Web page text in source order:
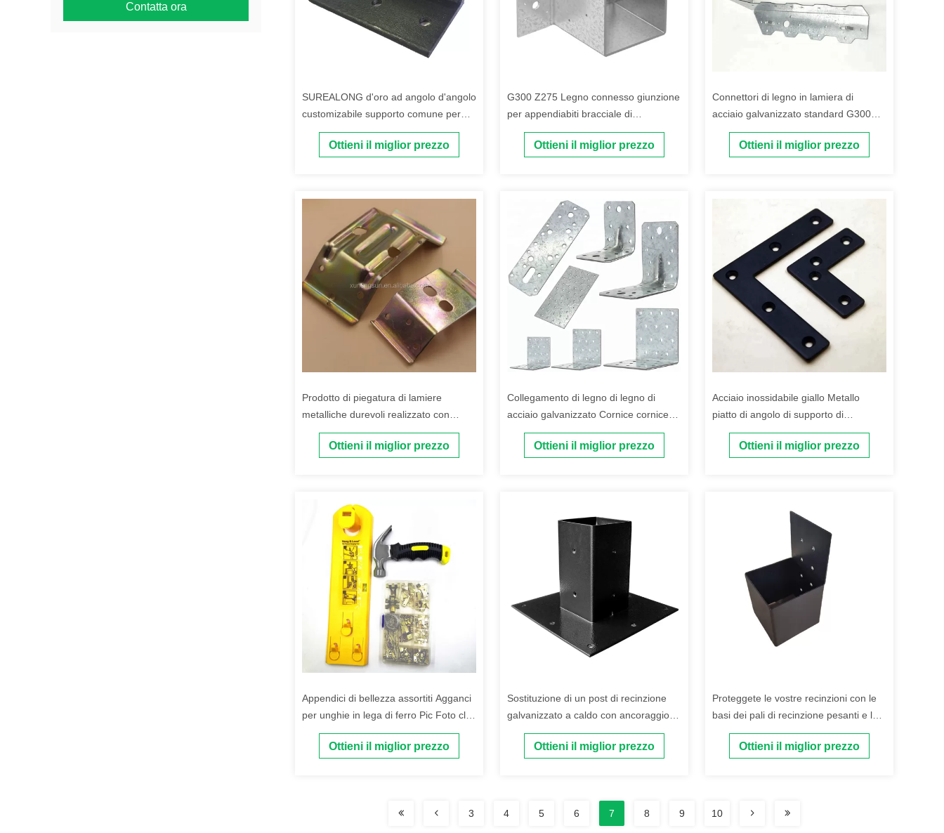
Contatta ora
SUREALONG d'oro ad angolo d'angolo
customizabile supporto comune per
l'estrusione del profilo di alluminio
Ottieni il miglior prezzo
G300 Z275 Legno connesso giunzione
per appendiabiti bracciale di
collegamento per legno
Ottieni il miglior prezzo
Connettori di legno in lamiera di
acciaio galvanizzato standard G300
Z275 e appendiabiti per travi per legno
Ottieni il miglior prezzo
Prodotto di piegatura di lamiere
metalliche durevoli realizzato con
lamiere metalliche stampate e
rivestimento in zinco
Ottieni il miglior prezzo
Collegamento di legno di legno di
acciaio galvanizzato Cornice cornice
bracket processo di lavorazione rame
Ottieni il miglior prezzo
Acciaio inossidabile giallo Metallo
piatto di angolo di supporto di
riparazione piastre angolo T L bracket
Ottieni il miglior prezzo
Appendici di bellezza assortiti Agganci
per unghie in lega di ferro Pic Foto clip
Appendice hardware kit Acciaio
Ottieni il miglior prezzo
Sostituzione di un post di recinzione
galvanizzato a caldo con ancoraggio a
palo e supporto di montaggio
superficialeOttieni il miglior prezzo
Proteggete le vostre recinzioni con le
basi dei pali di recinzione pesanti e la
struttura di parentesi triangolari
Ottieni il miglior prezzo
3 4 5 6 7 8 9 10